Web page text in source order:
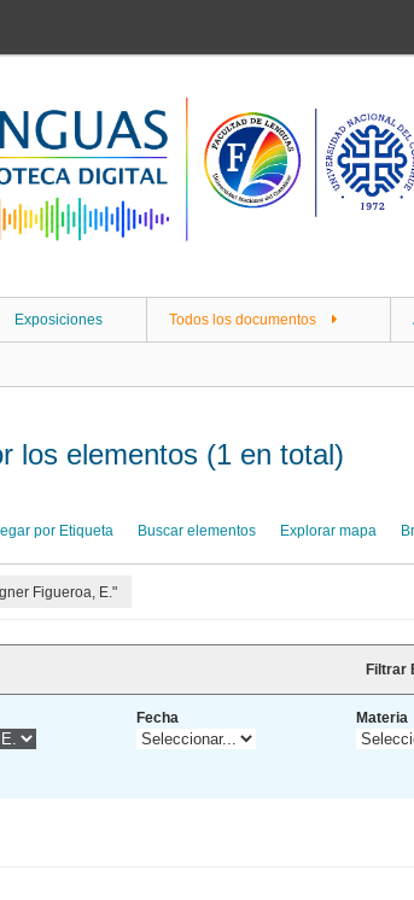
Exposiciones Todos los documentos
los elementos (1 en total)
por Etiqueta Buscar elementos Explorar mapa
Figueroa, E."
Filtrar
Fecha Materia